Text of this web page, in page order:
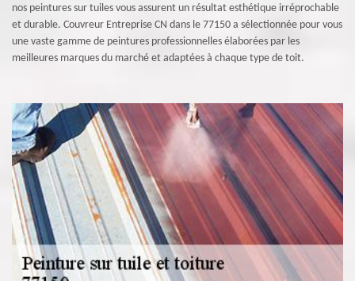
nos peintures sur tuiles vous assurent un résultat esthétique irréprochable
et durable. Couvreur Entreprise CN dans le 77150 a sélectionnée pour vous
une vaste gamme de peintures professionnelles élaborées par les
meilleures marques du marché et adaptées à chaque type de toit.